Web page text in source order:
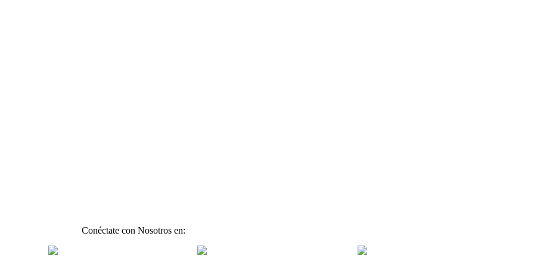
Conéctate con Nosotros en: